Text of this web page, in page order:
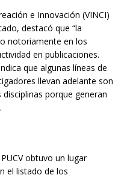
e Innovación (VINCI)
destacó que “la
notoriamente en los
en publicaciones.
que algunas líneas de
llevan adelante son
porque generan
obtuvo un lugar
el listado de los